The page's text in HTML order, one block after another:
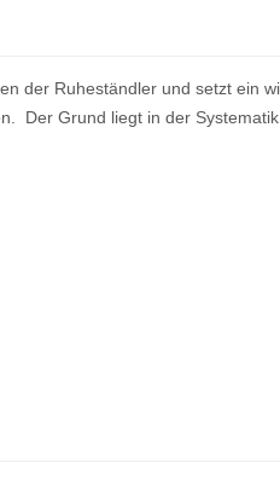
der Ruheständler und setzt ein
Der Grund liegt in der